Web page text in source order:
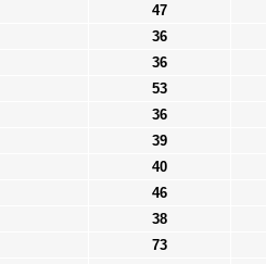
47
36
36
53
36
39
40
46
38
73